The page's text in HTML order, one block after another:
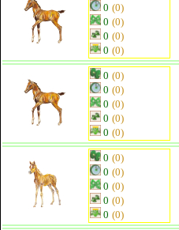
0 (0)
0 (0)
0 (0)
0 (0)
0 (0)
0 (0)
0 (0)
0 (0)
0 (0)
0 (0)
0 (0)
0 (0)
0 (0)
0 (0)